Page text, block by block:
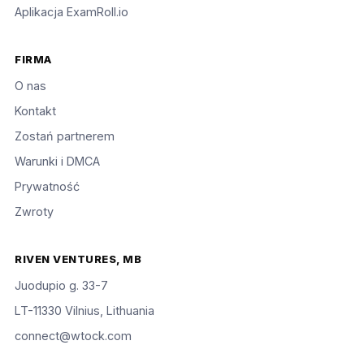
Aplikacja ExamRoll.io
FIRMA
O nas
Kontakt
Zostań partnerem
Warunki i DMCA
Prywatność
Zwroty
RIVEN VENTURES, MB
Juodupio g. 33-7
LT-11330 Vilnius, Lithuania
connect@wtock.com